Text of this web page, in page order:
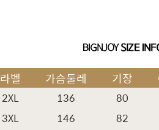
라벨 가슴둘레 기장
2XL 136 80
3XL 146 82